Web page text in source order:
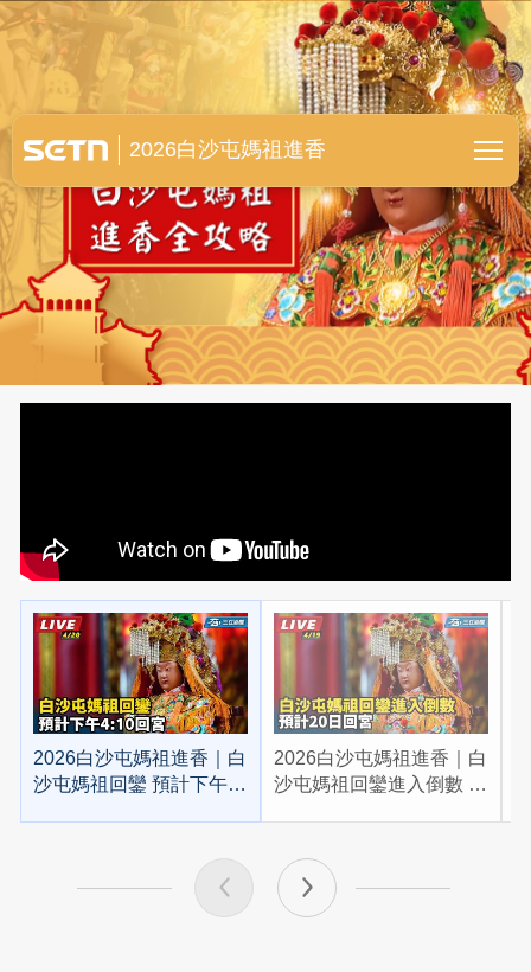
白沙屯媽祖進香全紀錄
2026白沙屯媽祖進香
2026白沙屯媽祖進香｜白
沙屯媽祖回鑾 預計下午
2026白沙屯媽祖進香｜白
沙屯媽祖回鑾進入倒數 預